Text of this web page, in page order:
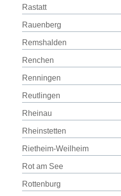
Rastatt
Rauenberg
Remshalden
Renchen
Renningen
Reutlingen
Rheinau
Rheinstetten
Rietheim-Weilheim
Rot am See
Rottenburg